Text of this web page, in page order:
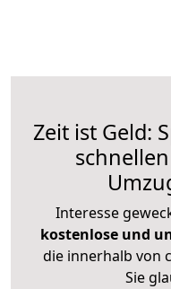
Zeit ist Geld:
Interesse
kostenlose und
die innerhalb von
Sie